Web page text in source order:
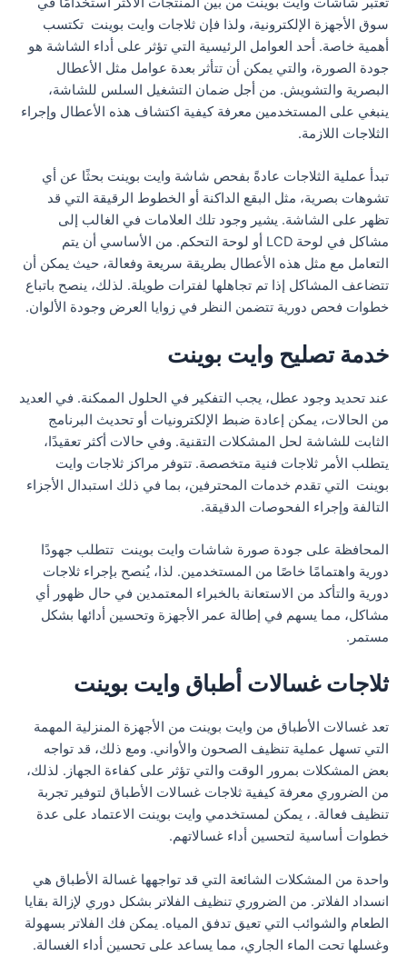
سوق الأجهزة الإلكترونية، ولذا فإن ثلاجات وايت بوينت تكتسب
أهمية خاصة. أحد العوامل الرئيسية التي تؤثر على أداء الشاشة هو
جودة الصورة، والتي يمكن أن تتأثر بعدة عوامل مثل الأعطال
البصرية والتشويش. من أجل ضمان التشغيل السلس للشاشة،
ينبغي على المستخدمين معرفة كيفية اكتشاف هذه الأعطال وإجراء
الثلاجات اللازمة.
تبدأ عملية الثلاجات عادةً بفحص شاشة وايت بوينت بحثًا عن أي
تشوهات بصرية، مثل البقع الداكنة أو الخطوط الرقيقة التي قد
تظهر على الشاشة. يشير وجود تلك العلامات في الغالب إلى
مشاكل في لوحة LCD أو لوحة التحكم. من الأساسي أن يتم
التعامل مع مثل هذه الأعطال بطريقة سريعة وفعالة، حيث يمكن أن
تتضاعف المشاكل إذا تم تجاهلها لفترات طويلة. لذلك، ينصح باتباع
خطوات فحص دورية تتضمن النظر في زوايا العرض وجودة الألوان.
خدمة تصليح وايت بوينت
عند تحديد وجود عطل، يجب التفكير في الحلول الممكنة. في العديد
من الحالات، يمكن إعادة ضبط الإلكترونيات أو تحديث البرنامج
الثابت للشاشة لحل المشكلات التقنية. وفي حالات أكثر تعقيدًا،
يتطلب الأمر ثلاجات فنية متخصصة. تتوفر مراكز ثلاجات وايت
بوينت التي تقدم خدمات المحترفين، بما في ذلك استبدال الأجزاء
التالفة وإجراء الفحوصات الدقيقة.
المحافظة على جودة صورة شاشات وايت بوينت تتطلب جهودًا
دورية واهتمامًا خاصًا من المستخدمين. لذا، يُنصح بإجراء ثلاجات
دورية والتأكد من الاستعانة بالخبراء المعتمدين في حال ظهور أي
مشاكل، مما يسهم في إطالة عمر الأجهزة وتحسين أدائها بشكل
مستمر.
ثلاجات غسالات أطباق وايت بوينت
تعد غسالات الأطباق من وايت بوينت من الأجهزة المنزلية المهمة
التي تسهل عملية تنظيف الصحون والأواني. ومع ذلك، قد تواجه
بعض المشكلات بمرور الوقت والتي تؤثر على كفاءة الجهاز. لذلك،
من الضروري معرفة كيفية ثلاجات غسالات الأطباق لتوفير تجربة
تنظيف فعالة. ، يمكن لمستخدمي وايت بوينت الاعتماد على عدة
خطوات أساسية لتحسين أداء غسالاتهم.
واحدة من المشكلات الشائعة التي قد تواجهها غسالة الأطباق هي
انسداد الفلاتر. من الضروري تنظيف الفلاتر بشكل دوري لإزالة بقايا
الطعام والشوائب التي تعيق تدفق المياه. يمكن فك الفلاتر بسهولة
وغسلها تحت الماء الجاري، مما يساعد على تحسين أداء الغسالة.